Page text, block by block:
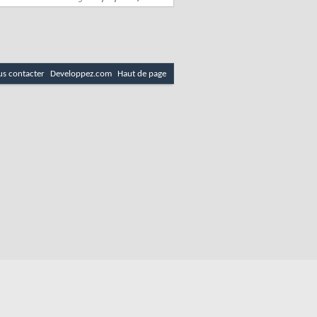
contacter Developpez.com Haut de page